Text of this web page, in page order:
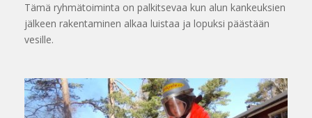
Tämä ryhmätoiminta on palkitsevaa kun alun kankeuksien
jälkeen rakentaminen alkaa luistaa ja lopuksi päästään
vesille.